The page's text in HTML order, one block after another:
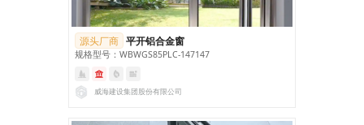
源头厂商 平开铝合金窗
规格型号：WBWGS85PLC-147147
威海建设集团股份有限公司